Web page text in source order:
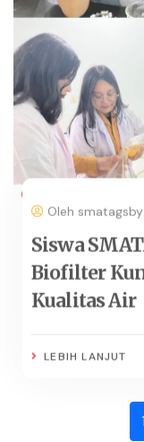
Oleh smatagsby
Siswa
Biofilter
Kualitas Air
LEBIH LANJUT
1